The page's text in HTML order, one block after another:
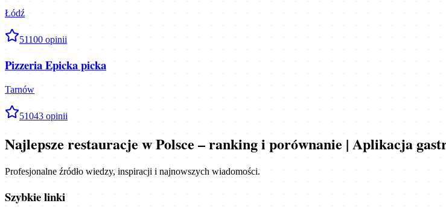
Łódź
51100 opinii
Pizzeria Epicka picka
Tarnów
51043 opinii
Najlepsze restauracje w Polsce – ranking i porównanie | Aplikacja
Profesjonalne źródło wiedzy, inspiracji i najnowszych wiadomości.
Szybkie linki